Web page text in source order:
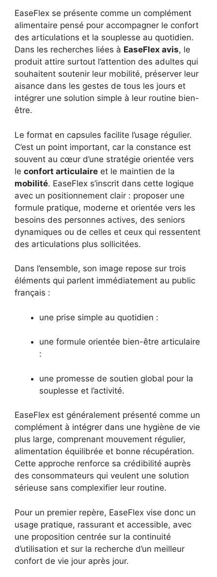
EaseFlex se présente comme un complément
alimentaire pensé pour accompagner le confort
des articulations et la souplesse au quotidien.
Dans les recherches liées à EaseFlex avis, le
produit attire surtout l’attention des adultes qui
souhaitent soutenir leur mobilité, préserver leur
aisance dans les gestes de tous les jours et
intégrer une solution simple à leur routine bien-
être.
Le format en capsules facilite l’usage régulier.
C’est un point important, car la constance est
souvent au cœur d’une stratégie orientée vers
le confort articulaire et le maintien de la
mobilité. EaseFlex s’inscrit dans cette logique
avec un positionnement clair : proposer une
formule pratique, moderne et orientée vers les
besoins des personnes actives, des seniors
dynamiques ou de celles et ceux qui ressentent
des articulations plus sollicitées.
Dans l’ensemble, son image repose sur trois
éléments qui parlent immédiatement au public
français :
une prise simple au quotidien :
une formule orientée bien-être articulaire
:
une promesse de soutien global pour la
souplesse et l’activité.
EaseFlex est généralement présenté comme un
complément à intégrer dans une hygiène de vie
plus large, comprenant mouvement régulier,
alimentation équilibrée et bonne récupération.
Cette approche renforce sa crédibilité auprès
des consommateurs qui veulent une solution
sérieuse sans complexifier leur routine.
Pour un premier repère, EaseFlex vise donc un
usage pratique, rassurant et accessible, avec
une proposition centrée sur la continuité
d’utilisation et sur la recherche d’un meilleur
confort de vie jour après jour.